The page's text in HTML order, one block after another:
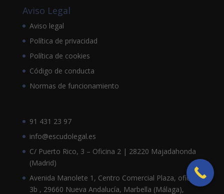
Aviso Legal
Aviso legal
Política de privacidad
Política de cookies
Código de conducta
Normas de funcionamiento
91 431 23 97
info@escudolegal.es
C/ Puerto Rico, 3 – Oficina 2 | 28220 Majadahonda
(Madrid)
Avenida Manolete 1, Centro Comercial Plaza, oficina
3b , 29660 Nueva Andalucía, Marbella (Málaga),